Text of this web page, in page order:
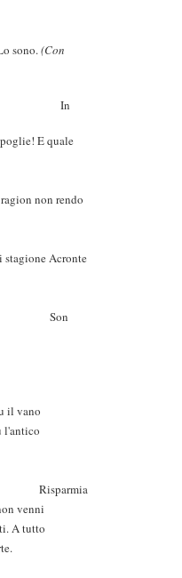
(Con
E quale
rendo
Acronte
il vano
l'antico
venni
A tutto